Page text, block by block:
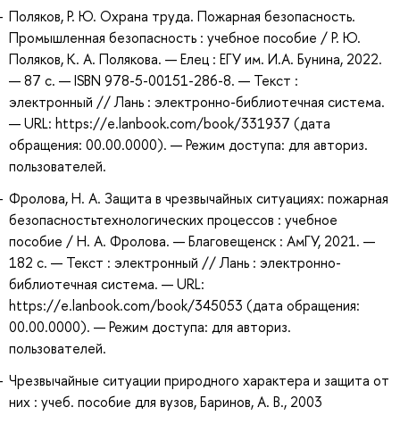
Поляков, Р. Ю. Охрана труда. Пожарная безопасность.
Промышленная безопасность : учебное пособие / Р. Ю.
Поляков, К. А. Полякова. — Елец : ЕГУ им. И.А. Бунина, 2022.
— 87 с. — ISBN 978-5-00151-286-8. — Текст :
электронный // Лань : электронно-библиотечная система.
— URL: https://e.lanbook.com/book/331937 (дата
обращения: 00.00.0000). — Режим доступа: для авториз.
пользователей.
Фролова, Н. А. Защита в чрезвычайных ситуациях: пожарная
безопасностьтехнологических процессов : учебное
пособие / Н. А. Фролова. — Благовещенск : АмГУ, 2021. —
182 с. — Текст : электронный // Лань : электронно-
библиотечная система. — URL:
https://e.lanbook.com/book/345053 (дата обращения:
00.00.0000). — Режим доступа: для авториз.
пользователей.
Чрезвычайные ситуации природного характера и защита от
них : учеб. пособие для вузов, Баринов, А. В., 2003